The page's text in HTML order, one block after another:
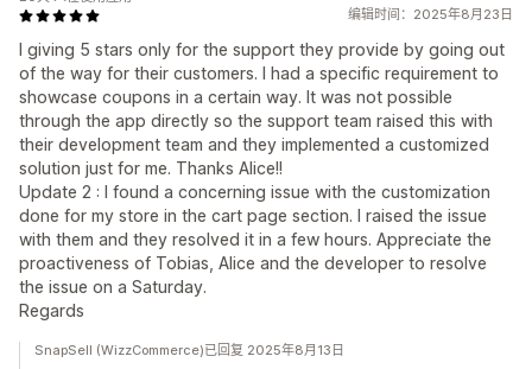
编辑时间：2025年8月23日
I giving 5 stars only for the support they provide by going out
of the way for their customers. I had a specific requirement to
showcase coupons in a certain way. It was not possible
through the app directly so the support team raised this with
their development team and they implemented a customized
solution just for me. Thanks Alice!!
Update 2 : I found a concerning issue with the customization
done for my store in the cart page section. I raised the issue
with them and they resolved it in a few hours. Appreciate the
proactiveness of Tobias, Alice and the developer to resolve
the issue on a Saturday.
Regards
SnapSell (WizzCommerce)已回复 2025年8月13日